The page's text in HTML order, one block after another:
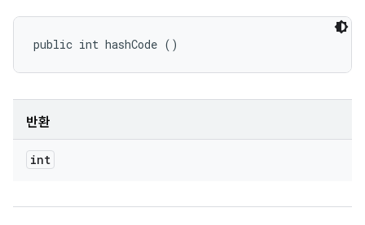
public int hashCode ()
반환
int